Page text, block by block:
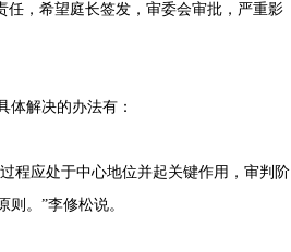
任，希望庭长签发，审委会审批，严重影
体解决的办法有：
程应处于中心地位并起关键作用，审判阶
。”李修松说。